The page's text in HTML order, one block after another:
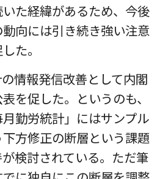
た経緯があるため、今後
向には引き続き強い注意
た。
情報発信改善として内閣
を促した。というのも、
勤労統計」にはサンプル
方修正の断層という課題
検討されている。ただ筆